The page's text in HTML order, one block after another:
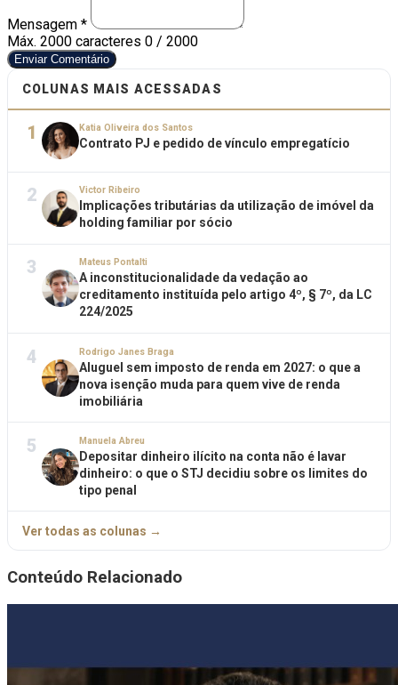
Mensagem *
Máx. 2000 caracteres 0 / 2000
Enviar Comentário
COLUNAS MAIS ACESSADAS
1 Katia Oliveira dos Santos
Contrato PJ e pedido de vínculo empregatício
2 Victor Ribeiro
Implicações tributárias da utilização de imóvel da
holding familiar por sócio
3 Mateus Pontalti
A inconstitucionalidade da vedação ao
creditamento instituída pelo artigo 4º, § 7º, da LC
224/2025
4 Rodrigo Janes Braga
Aluguel sem imposto de renda em 2027: o que a
nova isenção muda para quem vive de renda
imobiliária
5 Manuela Abreu
Depositar dinheiro ilícito na conta não é lavar
dinheiro: o que o STJ decidiu sobre os limites do
tipo penal
Ver todas as colunas →
Conteúdo Relacionado